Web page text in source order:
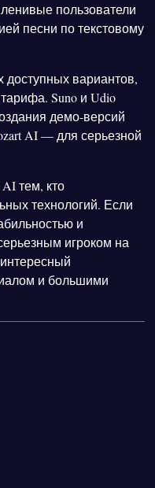
пользователи
песни по текстовому
вариантов,
Suno и Udio
демо-версий
AI — для серьезной
AI тем, кто
технологий. Если
и
игроком на
и большими